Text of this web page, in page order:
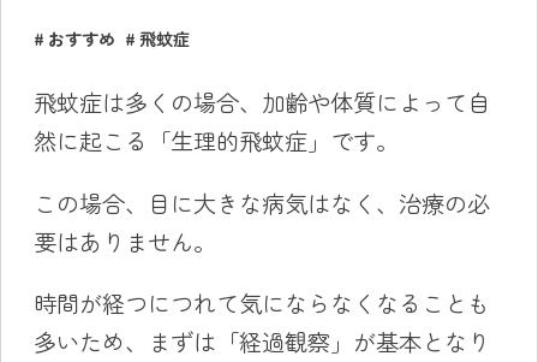
おすすめ 飛蚊症
飛蚊症は多くの場合、加齢や体質によって自
然に起こる「生理的飛蚊症」です。
この場合、目に大きな病気はなく、治療の必
要はありません。
時間が経つにつれて気にならなくなることも
多いため、まずは「経過観察」が基本となり